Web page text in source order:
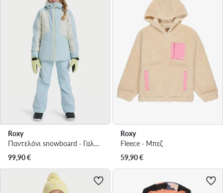
Roxy
Παντελόνι snowboard · Γαλάζιο
99,90€
Roxy
Fleece · Μπεζ
59,90€